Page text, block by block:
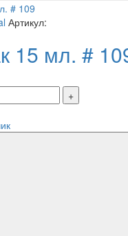
Артикул:
15 мл. #
+